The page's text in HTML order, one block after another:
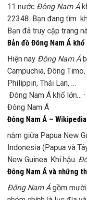
11 nước Đông Nam Á
22348. Bạn đang tìm
Bạn đã truy cập trang
Bản đồ Đông Nam Á
Hiện nay Đông Nam Á
Campuchia, Đông
Philippin, Thái Lan, …
Đông Nam Á khổ lớn…
Đông Nam Á
Đông Nam Á –
nằm giữa Papua New
Indonesia (Papua và
New Guinea. Khí hậu.
Đông Nam Á và những
Đông Nam Ágồm mười